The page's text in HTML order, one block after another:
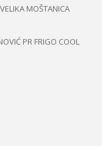
MOŠTANICA
PR FRIGO COOL